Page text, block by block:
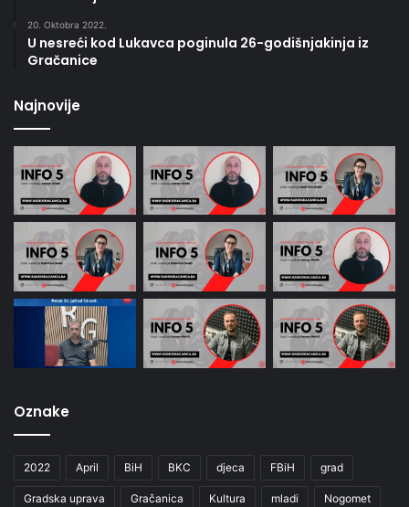
20. Oktobra 2022.
U nesreći kod Lukavca poginula 26-godišnjakinja iz
Gračanice
Najnovije
Oznake
2022 April BiH BKC djeca FBiH grad
Gradska uprava Gračanica Kultura mladi Nogomet